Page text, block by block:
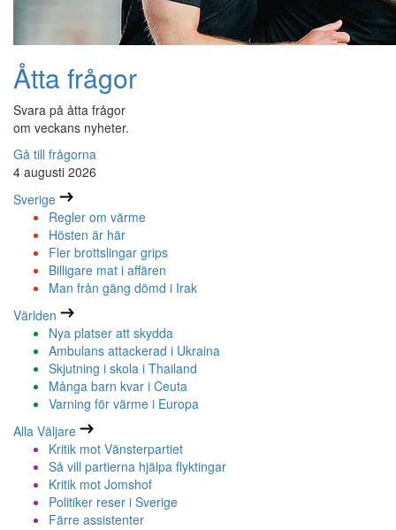
Åtta frågor
Svara på åtta frågor
om veckans nyheter.
Gå till frågorna
4 augusti 2026
Sverige
Regler om värme
Hösten är här
Fler brottslingar grips
Billigare mat i affären
Man från gäng dömd i Irak
Världen
Nya platser att skydda
Ambulans attackerad i Ukraina
Skjutning i skola i Thailand
Många barn kvar i Ceuta
Varning för värme i Europa
Alla Väljare
Kritik mot Vänsterpartiet
Så vill partierna hjälpa flyktingar
Kritik mot Jomshof
Politiker reser i Sverige
Färre assistenter